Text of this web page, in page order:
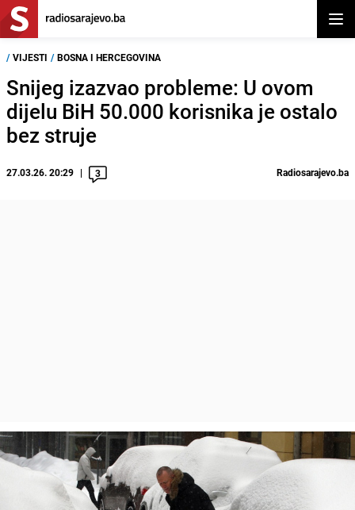
/ VIJESTI / BOSNA I HERCEGOVINA
Snijeg izazvao probleme: U ovom
dijelu BiH 50.000 korisnika je ostalo
bez struje
27.03.26. 20:29 3 Radiosarajevo.ba